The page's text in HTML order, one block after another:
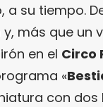
su tiempo.
más que un
en el Circo
«
con